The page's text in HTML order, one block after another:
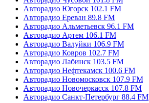
Авторадио Югорск 102.1 FM
Авторадио Ереван 89.8 FM
Авторадио Альметьевск 96.1 FM
Авторадио Артем 106.1 FM
Авторадио Валуйки 106.9 FM
Авторадио Ковров 102.7 FM
Авторадио Лабинск 103.5 FM
Авторадио Нефтекамск 100.6 FM
Авторадио Новомосковск 107.9 FM
Авторадио Новочеркасск 107.8 FM
Авторадио Санкт-Петербург 88.4 FM